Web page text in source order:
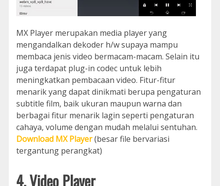
MX Player merupakan media player yang
mengandalkan dekoder h/w supaya mampu
membaca jenis video bermacam-macam. Selain itu
juga terdapat plug-in codec untuk lebih
meningkatkan pembacaan video. Fitur-fitur
menarik yang dapat dinikmati berupa pengaturan
subtitle film, baik ukuran maupun warna dan
berbagai fitur menarik lagin seperti pengaturan
cahaya, volume dengan mudah melalui sentuhan.
Download MX Player(besar file bervariasi
tergantung perangkat)
4. Video Player